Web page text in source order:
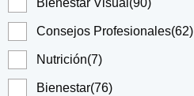
Bienestar Visual (90)
Consejos Profesionales(62)
Nutrición(7)
Bienestar(76)